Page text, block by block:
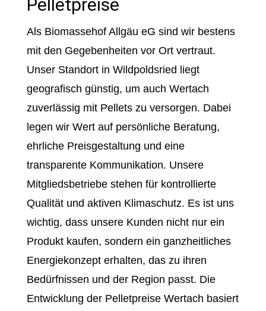
Pelletpreise
Als Biomassehof Allgäu eG sind wir bestens
mit den Gegebenheiten vor Ort vertraut.
Unser Standort in Wildpoldsried liegt
geografisch günstig, um auch Wertach
zuverlässig mit Pellets zu versorgen. Dabei
legen wir Wert auf persönliche Beratung,
ehrliche Preisgestaltung und eine
transparente Kommunikation. Unsere
Mitgliedsbetriebe stehen für kontrollierte
Qualität und aktiven Klimaschutz. Es ist uns
wichtig, dass unsere Kunden nicht nur ein
Produkt kaufen, sondern ein ganzheitliches
Energiekonzept erhalten, das zu ihren
Bedürfnissen und der Region passt. Die
Entwicklung der Pelletpreise Wertach basiert